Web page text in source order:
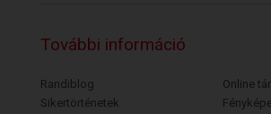
További információ
Randiblog
Sikertörténetek
Online